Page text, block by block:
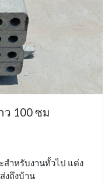
ว 100 ซม
สำหรับงานทั้วไป แต่ง
งถึงบ้าน